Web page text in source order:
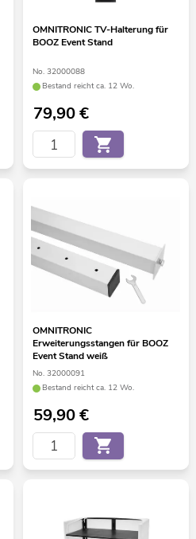
OMNITRONIC TV-Halterung für
BOOZ Event Stand
No. 32000088
Bestand reicht ca. 12 Wo.
79,90€
OMNITRONIC
Erweiterungsstangen für BOOZ
Event Stand weiß
No. 32000091
Bestand reicht ca. 12 Wo.
59,90€